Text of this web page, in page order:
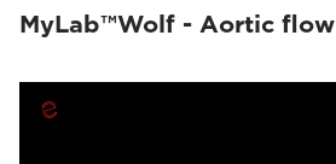
MyLab™Wolf - Aortic flow